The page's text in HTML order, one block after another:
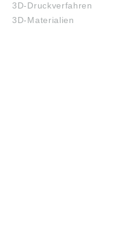
3D-Druckverfahren
3D-Materialien